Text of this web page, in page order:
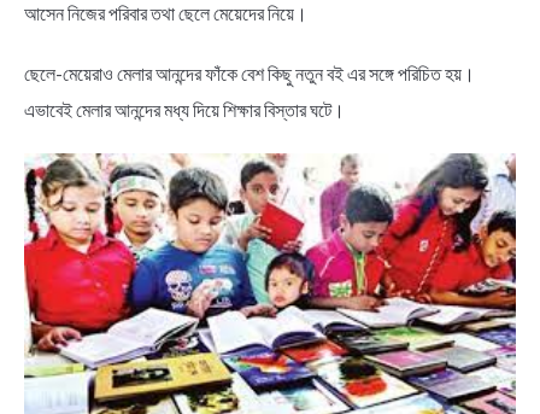
আসেন নিজের পরিবার তথা ছেলে মেয়েদের নিয়ে।
ছেলে-মেয়েরাও মেলার আনন্দের ফাঁকে বেশ কিছু নতুন বই এর সঙ্গে পরিচিত হয়।
এভাবেই মেলার আনন্দের মধ্য দিয়ে শিক্ষার বিস্তার ঘটে।